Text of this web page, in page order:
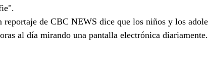
al día mirando una pantalla electrónica diariamente.